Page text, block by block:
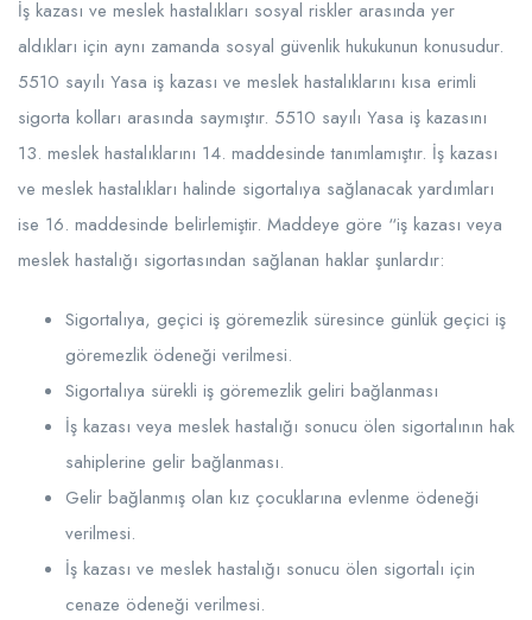
İş kazası ve meslek hastalıkları sosyal riskler arasında yer
aldıkları için aynı zamanda sosyal güvenlik hukukunun konusudur.
5510 sayılı Yasa iş kazası ve meslek hastalıklarını kısa erimli
sigorta kolları arasında saymıştır. 5510 sayılı Yasa iş kazasını
13. meslek hastalıklarını 14. maddesinde tanımlamıştır. İş kazası
ve meslek hastalıkları halinde sigortalıya sağlanacak yardımları
ise 16. maddesinde belirlemiştir. Maddeye göre “iş kazası veya
meslek hastalığı sigortasından sağlanan haklar şunlardır:
Sigortalıya, geçici iş göremezlik süresince günlük geçici iş
göremezlik ödeneği verilmesi.
Sigortalıya sürekli iş göremezlik geliri bağlanması
İş kazası veya meslek hastalığı sonucu ölen sigortalının hak
sahiplerine gelir bağlanması.
Gelir bağlanmış olan kız çocuklarına evlenme ödeneği
verilmesi.
İş kazası ve meslek hastalığı sonucu ölen sigortalı için
cenaze ödeneği verilmesi.